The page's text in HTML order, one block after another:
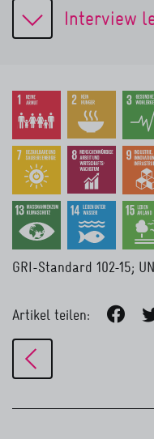
Interview
GRI-Standard 102-15;
Artikel teilen: